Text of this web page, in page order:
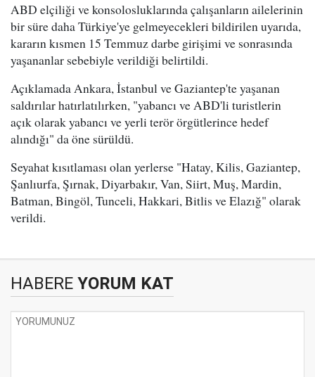
ABD elçiliği ve konsolosluklarında çalışanların ailelerinin
bir süre daha Türkiye'ye gelmeyecekleri bildirilen uyarıda,
kararın kısmen 15 Temmuz darbe girişimi ve sonrasında
yaşananlar sebebiyle verildiği belirtildi.
Açıklamada Ankara, İstanbul ve Gaziantep'te yaşanan
saldırılar hatırlatılırken, "yabancı ve ABD'li turistlerin
açık olarak yabancı ve yerli terör örgütlerince hedef
alındığı" da öne sürüldü.
Seyahat kısıtlaması olan yerlerse "Hatay, Kilis, Gaziantep,
Şanlıurfa, Şırnak, Diyarbakır, Van, Siirt, Muş, Mardin,
Batman, Bingöl, Tunceli, Hakkari, Bitlis ve Elazığ" olarak
verildi.
HABERE YORUM KAT